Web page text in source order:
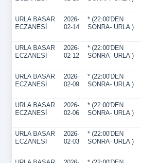
URLA BASAR
ECZANESİ
2026-
02-14
* (22:00'DEN
SONRA- URLA )
URLA BASAR
ECZANESİ
2026-
02-12
* (22:00'DEN
SONRA- URLA )
URLA BASAR
ECZANESİ
2026-
02-09
* (22:00'DEN
SONRA- URLA )
URLA BASAR
ECZANESİ
2026-
02-06
* (22:00'DEN
SONRA- URLA )
URLA BASAR
ECZANESİ
2026-
02-03
* (22:00'DEN
SONRA- URLA )